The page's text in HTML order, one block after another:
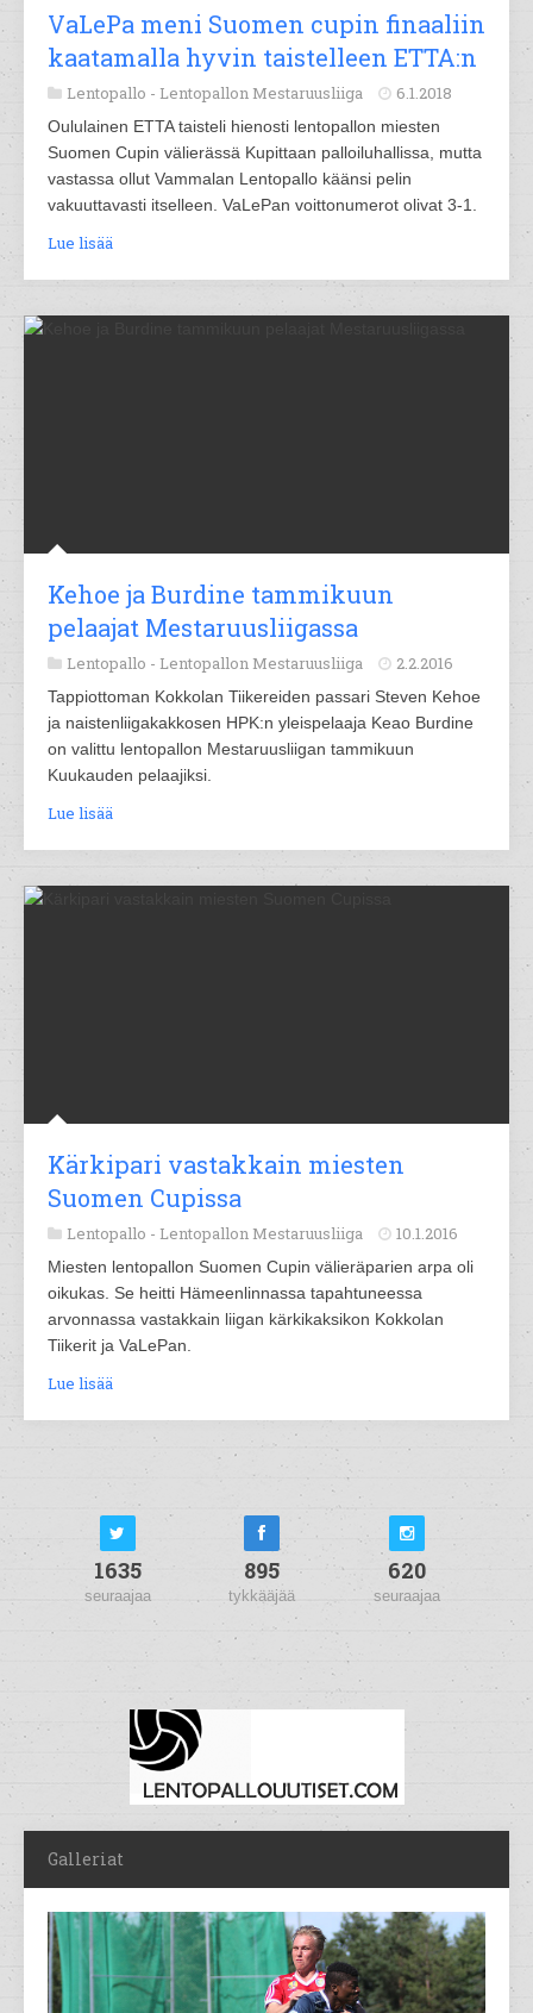
VaLePa meni Suomen cupin finaaliin
kaatamalla hyvin taistelleen ETTA:n
Lentopallo - Lentopallon Mestaruusliiga 6.1.2018
Oululainen ETTA taisteli hienosti lentopallon miesten
Suomen Cupin välierässä Kupittaan palloiluhallissa, mutta
vastassa ollut Vammalan Lentopallo käänsi pelin
vakuuttavasti itselleen. VaLePan voittonumerot olivat 3-1.
Lue lisää
Kehoe ja Burdine tammikuun
pelaajat Mestaruusliigassa
Lentopallo - Lentopallon Mestaruusliiga 2.2.2016
Tappiottoman Kokkolan Tiikereiden passari Steven Kehoe
ja naistenliigakakkosen HPK:n yleispelaaja Keao Burdine
on valittu lentopallon Mestaruusliigan tammikuun
Kuukauden pelaajiksi.
Lue lisää
Kärkipari vastakkain miesten
Suomen Cupissa
Lentopallo - Lentopallon Mestaruusliiga 10.1.2016
Miesten lentopallon Suomen Cupin välieräparien arpa oli
oikukas. Se heitti Hämeenlinnassa tapahtuneessa
arvonnassa vastakkain liigan kärkikaksikon Kokkolan
Tiikerit ja VaLePan.
Lue lisää
1635
seuraajaa
895
tykkääjää
620
seuraajaa
Galleriat